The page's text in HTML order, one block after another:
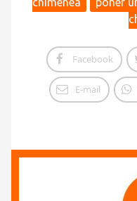
Facebook
E-mail